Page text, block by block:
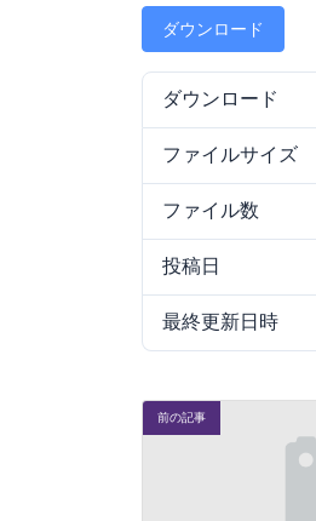
ダウンロード
ダウンロード
ファイルサイズ
ファイル数
投稿日
最終更新日時
前の記事